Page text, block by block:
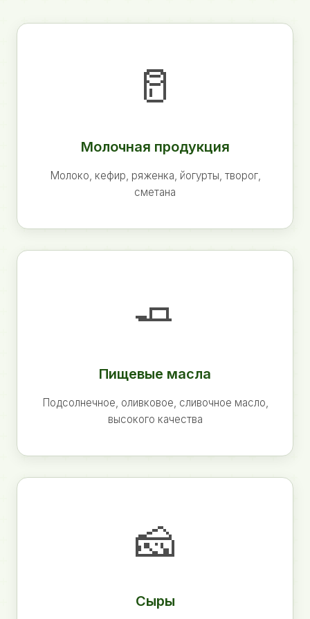
🥛
Молочная продукция
Молоко, кефир, ряженка, йогурты, творог,
сметана
🧈
Пищевые масла
Подсолнечное, оливковое, сливочное масло,
высокого качества
🧀
Сыры